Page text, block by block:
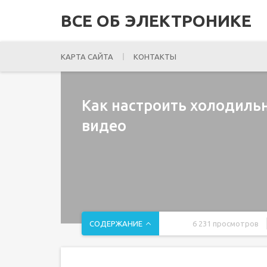
ВСЕ ОБ ЭЛЕКТРОНИКЕ
КАРТА САЙТА КОНТАКТЫ
Как настроить
видео
СОДЕРЖАНИЕ 6 231 просмотров